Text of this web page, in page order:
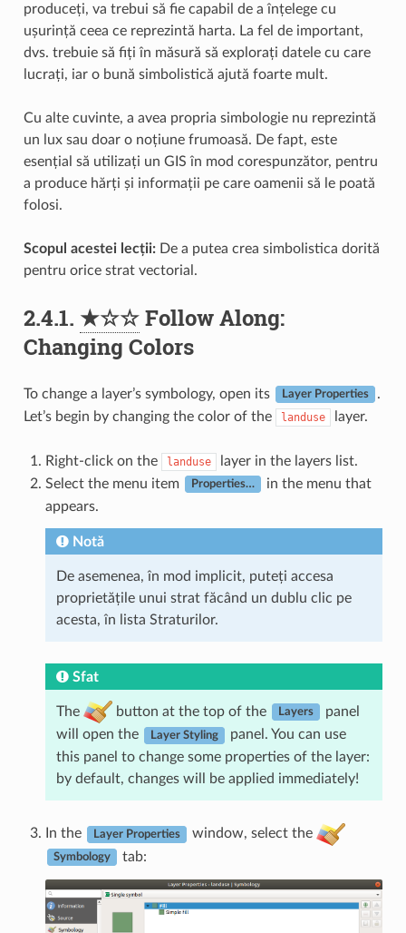
produceți, va trebui să fie capabil de a înțelege cu
ușurință ceea ce reprezintă harta. La fel de important,
dvs. trebuie să fiți în măsură să explorați datele cu care
lucrați, iar o bună simbolistică ajută foarte mult.
Cu alte cuvinte, a avea propria simbologie nu reprezintă
un lux sau doar o noțiune frumoasă. De fapt, este
esențial să utilizați un GIS în mod corespunzător, pentru
a produce hărți și informații pe care oamenii să le poată
folosi.
Scopul acestei lecții:De a putea crea simbolistica dorită
pentru orice strat vectorial.
2.4.1. ★☆☆Follow Along:
Changing Colors
To change a layer’s symbology, open its Layer Properties
.
Let’s begin by changing the color of the
landuse layer.
Right-click on the landuse
layer in the layers list.
Select the menu item
Properties…
in the menu that
appears.
Notă
De asemenea, în mod implicit, puteți accesa
proprietățile unui strat făcând un dublu clic pe
acesta, în lista Straturilor.
Sfat
The button at the top of the Layers
panel
will open the
Layer Styling
panel. You can use
this panel to change some properties of the layer:
by default, changes will be applied immediately!
In the Layer Properties window, select the
Symbology tab: